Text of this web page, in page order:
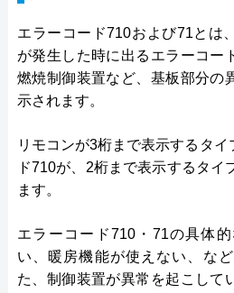
エラーコード710および71とは
が発生した時に出るエラーコー
燃焼制御装置など、基板部分の
示されます。
リモコンが3桁まで表示するタ
ド710が、2桁まで表示するタイ
ます。
エラーコード710・71の具体
い、暖房機能が使えない、な
た、制御装置が異常を起こして